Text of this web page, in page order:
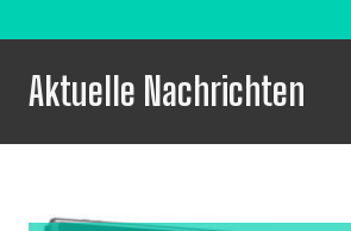
Aktuelle Nachrichten